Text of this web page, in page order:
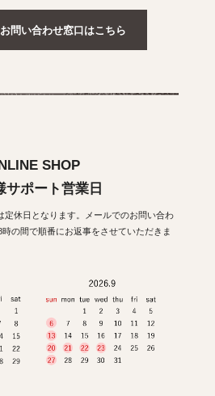
問い合わせ窓口はこちら
SHOP
サポート営業日
定休日となります。メールでのお問い合わ
の間で順番にお返事をさせていただきま